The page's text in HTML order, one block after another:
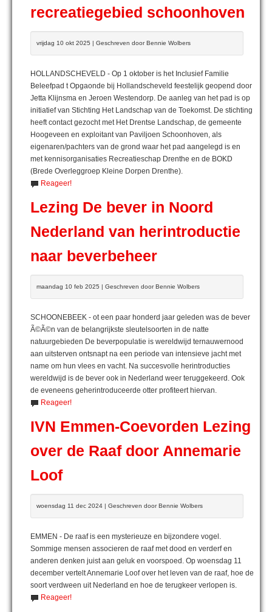
recreatiegebied schoonhoven
vrijdag 10 okt 2025 | Geschreven door Bennie Wolbers
HOLLANDSCHEVELD - Op 1 oktober is het Inclusief Familie
Beleefpad t Opgaonde bij Hollandscheveld feestelijk geopend door
Jetta Klijnsma en Jeroen Westendorp. De aanleg van het pad is op
initiatief van Stichting Het Landschap van de Toekomst. De stichting
heeft contact gezocht met Het Drentse Landschap, de gemeente
Hoogeveen en exploitant van Paviljoen Schoonhoven, als
eigenaren/pachters van de grond waar het pad aangelegd is en
met kennisorganisaties Recreatieschap Drenthe en de BOKD
(Brede Overleggroep Kleine Dorpen Drenthe).
Reageer!
Lezing De bever in Noord
Nederland van herintroductie
naar beverbeheer
maandag 10 feb 2025 | Geschreven door Bennie Wolbers
SCHOONEBEEK - ot een paar honderd jaar geleden was de bever
Ã©Ã©n van de belangrijkste sleutelsoorten in de natte
natuurgebieden De beverpopulatie is wereldwijd ternauwernood
aan uitsterven ontsnapt na een periode van intensieve jacht met
name om hun vlees en vacht. Na succesvolle herintroducties
wereldwijd is de bever ook in Nederland weer teruggekeerd. Ook
de eveneens geherintroduceerde otter profiteert hiervan.
Reageer!
IVN Emmen-Coevorden Lezing
over de Raaf door Annemarie
Loof
woensdag 11 dec 2024 | Geschreven door Bennie Wolbers
EMMEN - De raaf is een mysterieuze en bijzondere vogel.
Sommige mensen associeren de raaf met dood en verderf en
anderen denken juist aan geluk en voorspoed. Op woensdag 11
december vertelt Annemarie Loof over het leven van de raaf, hoe de
soort verdween uit Nederland en hoe de terugkeer verlopen is.
Reageer!